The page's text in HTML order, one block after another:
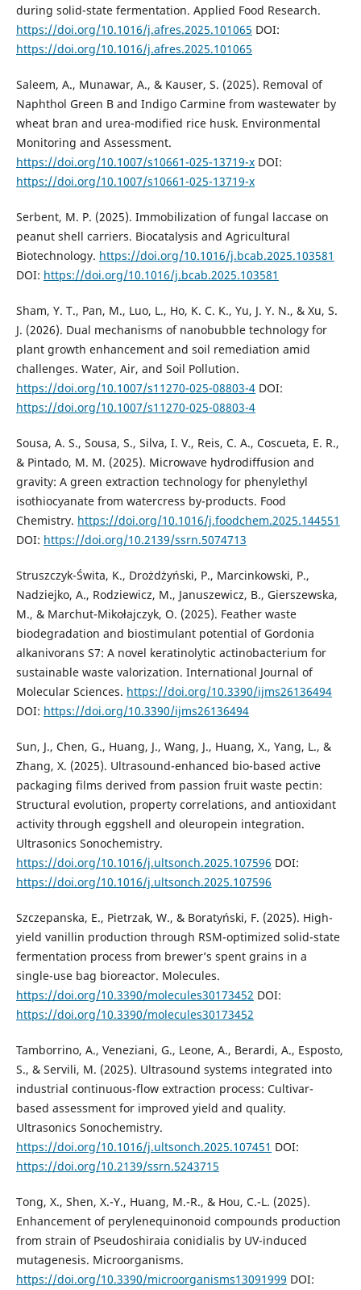
during solid-state fermentation. Applied Food Research.
https://doi.org/10.1016/j.afres.2025.101065 DOI:
https://doi.org/10.1016/j.afres.2025.101065
Saleem, A., Munawar, A., & Kauser, S. (2025). Removal of
Naphthol Green B and Indigo Carmine from wastewater by
wheat bran and urea-modified rice husk. Environmental
Monitoring and Assessment.
https://doi.org/10.1007/s10661-025-13719-xDOI:
https://doi.org/10.1007/s10661-025-13719-x
Serbent, M. P. (2025). Immobilization of fungal laccase on
peanut shell carriers. Biocatalysis and Agricultural
Biotechnology. https://doi.org/10.1016/j.bcab.2025.103581
DOI: https://doi.org/10.1016/j.bcab.2025.103581
Sham, Y. T., Pan, M., Luo, L., Ho, K. C. K., Yu, J. Y. N., & Xu, S.
J. (2026). Dual mechanisms of nanobubble technology for
plant growth enhancement and soil remediation amid
challenges. Water, Air, and Soil Pollution.
https://doi.org/10.1007/s11270-025-08803-4DOI:
https://doi.org/10.1007/s11270-025-08803-4
Sousa, A. S., Sousa, S., Silva, I. V., Reis, C. A., Coscueta, E. R.,
& Pintado, M. M. (2025). Microwave hydrodiffusion and
gravity: A green extraction technology for phenylethyl
isothiocyanate from watercress by-products. Food
Chemistry. https://doi.org/10.1016/j.foodchem.2025.144551
DOI: https://doi.org/10.2139/ssrn.5074713
Struszczyk-Świta, K., Drożdżyński, P., Marcinkowski, P.,
Nadziejko, A., Rodziewicz, M., Januszewicz, B., Gierszewska,
M., & Marchut-Mikołajczyk, O. (2025). Feather waste
biodegradation and biostimulant potential of Gordonia
alkanivorans S7: A novel keratinolytic actinobacterium for
sustainable waste valorization. International Journal of
Molecular Sciences. https://doi.org/10.3390/ijms26136494
DOI: https://doi.org/10.3390/ijms26136494
Sun, J., Chen, G., Huang, J., Wang, J., Huang, X., Yang, L., &
Zhang, X. (2025). Ultrasound-enhanced bio-based active
packaging films derived from passion fruit waste pectin:
Structural evolution, property correlations, and antioxidant
activity through eggshell and oleuropein integration.
Ultrasonics Sonochemistry.
https://doi.org/10.1016/j.ultsonch.2025.107596 DOI:
https://doi.org/10.1016/j.ultsonch.2025.107596
Szczepanska, E., Pietrzak, W., & Boratyński, F. (2025). High-
yield vanillin production through RSM-optimized solid-state
fermentation process from brewer’s spent grains in a
single-use bag bioreactor. Molecules.
https://doi.org/10.3390/molecules30173452 DOI:
https://doi.org/10.3390/molecules30173452
Tamborrino, A., Veneziani, G., Leone, A., Berardi, A., Esposto,
S., & Servili, M. (2025). Ultrasound systems integrated into
industrial continuous-flow extraction process: Cultivar-
based assessment for improved yield and quality.
Ultrasonics Sonochemistry.
https://doi.org/10.1016/j.ultsonch.2025.107451 DOI:
https://doi.org/10.2139/ssrn.5243715
Tong, X., Shen, X.-Y., Huang, M.-R., & Hou, C.-L. (2025).
Enhancement of perylenequinonoid compounds production
from strain of Pseudoshiraia conidialis by UV-induced
mutagenesis. Microorganisms.
https://doi.org/10.3390/microorganisms13091999 DOI: